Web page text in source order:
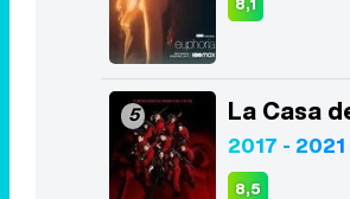
8,5
6 Lucifer
2016 - 2021